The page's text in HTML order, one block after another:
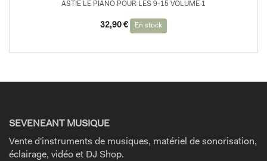
ASTIE LE PIANO POUR LES 9-15 VOLUME 1
32,90 € En stock
SEVENEANT MUSIQUE
Vente d'instruments de musiques, matériel de sonorisation,
éclairage, vidéo et DJ Shop.